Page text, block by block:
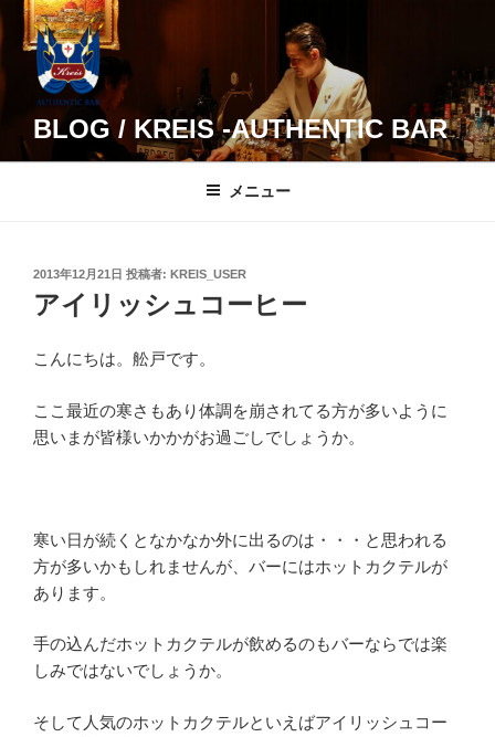
コ
BLOG / KREIS -AUTHENTIC BAR
メニュー
投
稿
日:
2013年12月21日 投稿者: KREIS_USER
アイリッシュコーヒー
こんにちは。舩戸です。
ここ最近の寒さもあり体調を崩されてる方が多いように
思いまが皆様いかかがお過ごしでしょうか。
寒い日が続くとなかなか外に出るのは・・・と思われる
方が多いかもしれませんが、バーにはホットカクテルが
あります。
手の込んだホットカクテルが飲めるのもバーならでは楽
しみではないでしょうか。
そして人気のホットカクテルといえばアイリッシュコー